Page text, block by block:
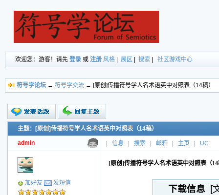
欢迎您：游客！请先 登录 或 注册 风格 展区 搜索 社区游戏中心
符号学论坛 → 符号学交流 → [原创]传播符号学人名术语英中对照表（14稿）
新的主题
投票帖
交易帖
小字报
主题：[原创]传播符号学人名术语英中对照表（14稿）
admin 信息 搜索 邮箱 主页 UC
加好友 发短信
[原创]传播符号学人名术语英中对照表（
下载信息 [